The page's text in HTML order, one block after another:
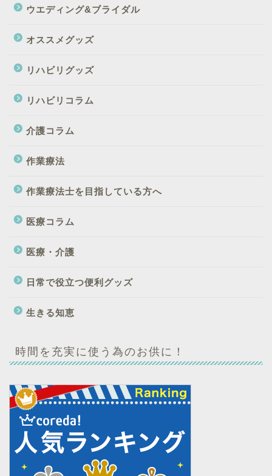
ウエディング&ブライダル
オススメグッズ
リハビリグッズ
リハビリコラム
介護コラム
作業療法
作業療法士を目指している方へ
医療コラム
医療・介護
日常で役立つ便利グッズ
生きる知恵
時間を充実に使う為のお供に！